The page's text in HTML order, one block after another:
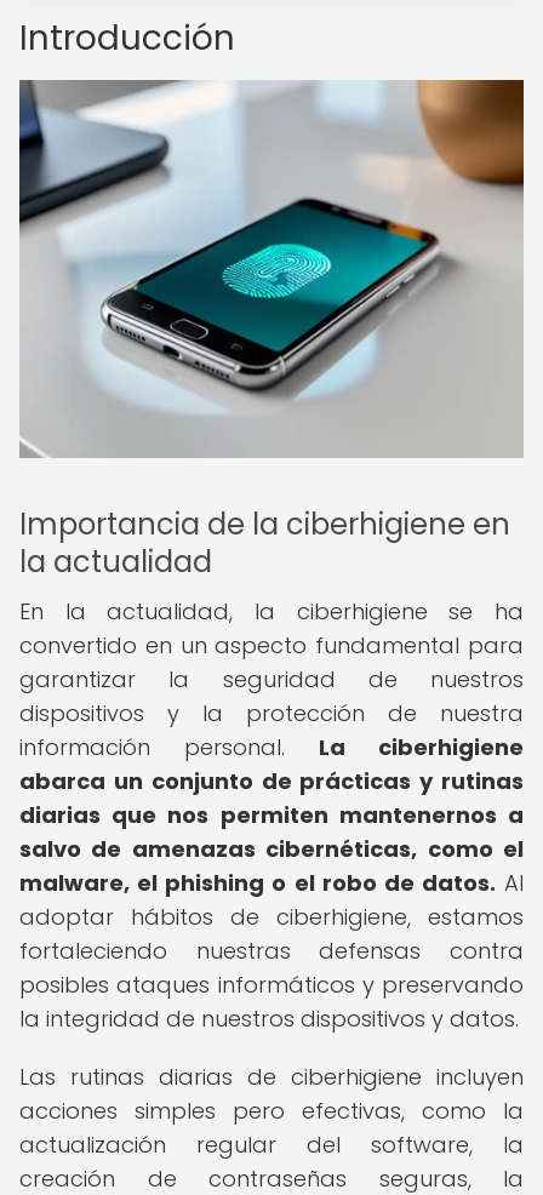
Introducción
Importancia de la ciberhigiene en
la actualidad
En la actualidad, la ciberhigiene se ha
convertido en un aspecto fundamental para
garantizar la seguridad de nuestros
dispositivos y la protección de nuestra
información personal. La ciberhigiene
abarca un conjunto de prácticas y rutinas
diarias que nos permiten mantenernos a
salvo de amenazas cibernéticas, como el
malware, el phishing o el robo de datos. Al
adoptar hábitos de ciberhigiene, estamos
fortaleciendo nuestras defensas contra
posibles ataques informáticos y preservando
la integridad de nuestros dispositivos y datos.
Las rutinas diarias de ciberhigiene incluyen
acciones simples pero efectivas, como la
actualización regular del software, la
creación de contraseñas seguras, la